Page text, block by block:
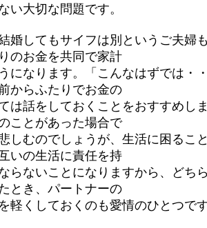
い大切な問題です。
婚してもサイフは別というご夫婦
のお金を共同で家計
になります。「こんなはずでは・
からふたりでお金の
は話をしておくことをおすすめし
ことがあった場合で
しむのでしょうが、生活に困るこ
いの生活に責任を持
らないことになりますから、 どち
とき、パートナーの
軽くしておく のも愛情のひとつで